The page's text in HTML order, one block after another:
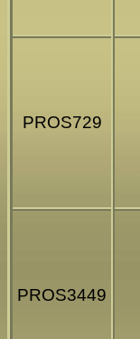
PROS729
PROS3449